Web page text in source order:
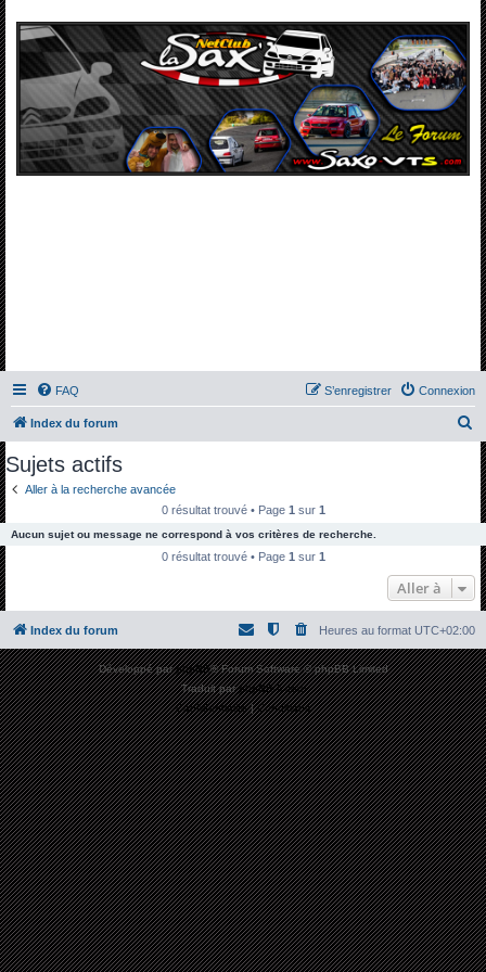
FAQ Connexion
S’enregistrer
Index du forum
c
e
r
Sujets actifs
Aller à la recherche avancée
0 résultat trouvé • Page 1 sur 1
Aucun sujet ou message ne correspond à vos critères de recherche.
0 résultat trouvé • Page 1 sur 1
Aller à
Index du forum Heures au format UTC+02:00
Développé parphpBB® Forum Software © phpBB Limited
Traduit parphpBB-fr.com
Confidentialité|Conditions